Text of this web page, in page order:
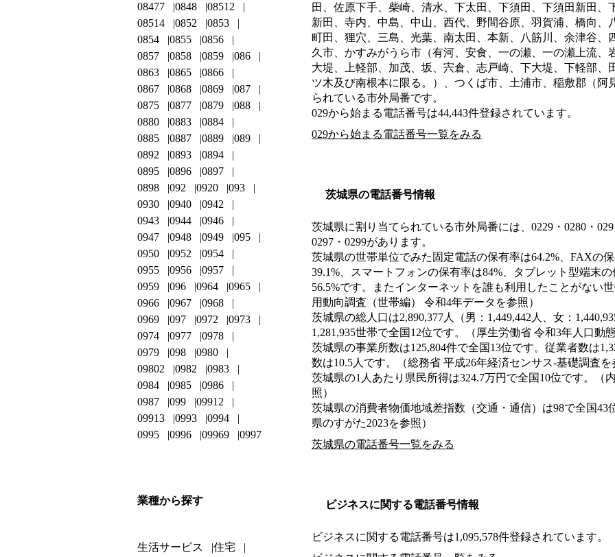
田、佐原下手、柴崎、清水、下太田、下須田、下須田新田、
新田、寺内、中島、中山、西代、野間谷原、羽賀浦、橋向、
町田、狸穴、三島、光葉、南太田、本新、八筋川、余津谷、
久市、かすみがうら市（有河、安食、一の瀬、一の瀬上流、
大堤、上軽部、加茂、坂、宍倉、志戸崎、下大堤、下軽部、
ツ木及び南根本に限る。）、つくば市、土浦市、稲敷郡（阿
られている市外局番です。
029から始まる電話番号は44,443件登録されています。
029から始まる電話番号一覧をみる
茨城県の電話番号情報
茨城県に割り当てられている市外局番には、0229・0280・029
0297・0299があります。
茨城県の世帯単位でみた固定電話の保有率は64.2%、FAXの
39.1%、スマートフォンの保有率は84%、タブレット型端末
56.5%です。またインターネットを誰も利用したことがない
用動向調査（世帯編） 令和4年データを参照）
茨城県の総人口は2,890,377人（男：1,449,442人、女：
1,281,935世帯で全国12位です。（厚生労働省 令和3年人口動
茨城県の事業所数は125,804件で全国13位です。従業者数は
数は10.5人です。（総務省 平成26年経済センサス‐基礎調査を
茨城県の1人あたり県民所得は324.7万円で全国10位です。（
照）
茨城県の消費者物価地域差指数（交通・通信）は98で全国43
県のすがた2023を参照）
茨城県の電話番号一覧をみる
ビジネスに関する電話番号情報
ビジネスに関する電話番号は1,095,578件登録されています。
08477
0848
08512
08514
0852
0853
0854
0855
0856
0857
0858 0859
086
0863
0865
0866
0867
0868 0869
087
0875
0877 0879
088
0880
0883
0884
0885
0887 0889
089
0892
0893
0894
0895
0896
0897
0898
092 0920
093
0930
0940
0942
0943
0944
0946
0947
0948 0949
095
0950
0952
0954
0955
0956
0957
0959
096 0964
0965
0966
0967
0968
0969
097 0972
0973
0974
0977
0978
0979
098
0980
09802
0982
0983
0984
0985
0986
0987
099
09912
09913
0993
0994
0995
0996 09969 0997
業種から探す
生活サービス 住宅